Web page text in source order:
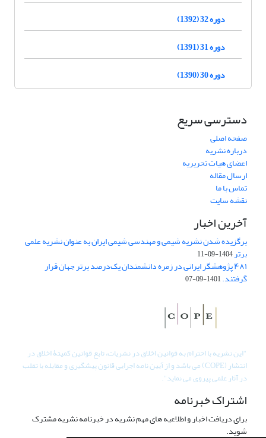
دوره 32 (1392)
دوره 31 (1391)
دوره 30 (1390)
دسترسی سریع
صفحه اصلی
درباره نشریه
اعضای هیات تحریریه
ارسال مقاله
تماس با ما
نقشه سایت
آخرین اخبار
برگزیده شدن نشریه شیمی و مهندسی شیمی ایران به عنوان نشریه علمی
برتر1404-09-11
۴۸۱ پژوهشگر ایرانی در زمره دانشمندان یک‌درصد برتر جهان قرار
گرفتند.1401-09-07
"این نشریه با احترام به قوانین اخلاق در نشریات، تابع قوانین کمیتۀ اخلاق در
انتشار (COPE) می باشد و از آیین نامه اجرایی قانون پیشگیری و مقابله با تقلب
در آثار علمی پیروی می نماید".
اشتراک خبرنامه
برای دریافت اخبار و اطلاعیه های مهم نشریه در خبرنامه نشریه مشترک
شوید.